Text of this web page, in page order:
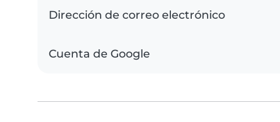
Dirección de correo electrónico
Cuenta de Google